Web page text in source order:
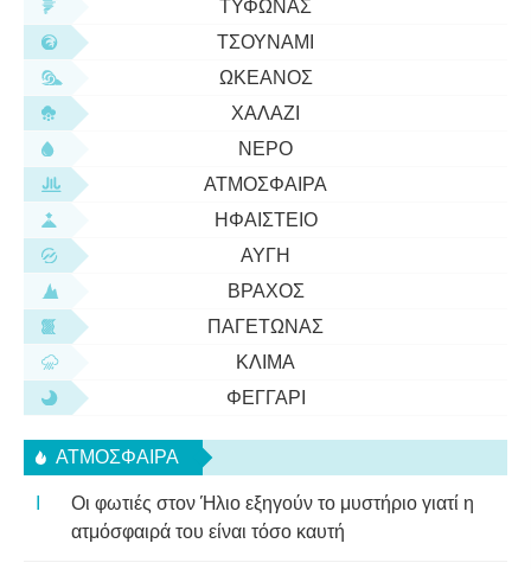
ΤΥΦΏΝΑΣ
ΤΣΟΥΝΆΜΙ
ΩΚΕΑΝΌΣ
ΧΑΛΆΖΙ
ΝΕΡΌ
ΑΤΜΌΣΦΑΙΡΑ
ΗΦΑΊΣΤΕΙΟ
ΑΥΓΉ
ΒΡΆΧΟΣ
ΠΑΓΕΤΏΝΑΣ
ΚΛΊΜΑ
ΦΕΓΓΆΡΙ
ΑΤΜΌΣΦΑΙΡΑ
Οι φωτιές στον Ήλιο εξηγούν το μυστήριο γιατί η
ατμόσφαιρά του είναι τόσο καυτή